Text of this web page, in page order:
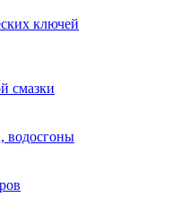
ключей
смазки
водосгоны